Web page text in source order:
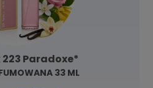
Paradoxe*
33 ML